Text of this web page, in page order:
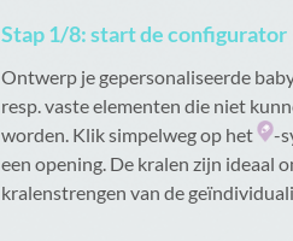
Stap 1/8: start de configurator
Ontwerp je gepersonaliseerde
resp. vaste elementen die niet
worden. Klik simpelweg op het
-
een opening. De kralen zijn ideaal
kralenstrengen van de